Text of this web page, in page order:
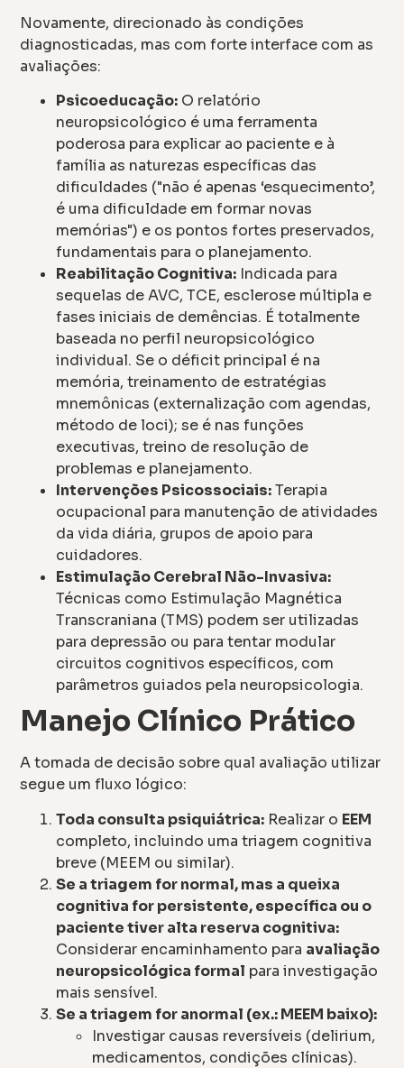
Novamente, direcionado às condições
diagnosticadas, mas com forte interface com as
avaliações:
Psicoeducação: O relatório
neuropsicológico é uma ferramenta
poderosa para explicar ao paciente e à
família as naturezas específicas das
dificuldades ("não é apenas ‘esquecimento’,
é uma dificuldade em formar novas
memórias") e os pontos fortes preservados,
fundamentais para o planejamento.
Reabilitação Cognitiva: Indicada para
sequelas de AVC, TCE, esclerose múltipla e
fases iniciais de demências. É totalmente
baseada no perfil neuropsicológico
individual. Se o déficit principal é na
memória, treinamento de estratégias
mnemônicas (externalização com agendas,
método de loci); se é nas funções
executivas, treino de resolução de
problemas e planejamento.
Intervenções Psicossociais:Terapia
ocupacional para manutenção de atividades
da vida diária, grupos de apoio para
cuidadores.
Estimulação Cerebral Não-Invasiva:
Técnicas como Estimulação Magnética
Transcraniana (TMS) podem ser utilizadas
para depressão ou para tentar modular
circuitos cognitivos específicos, com
parâmetros guiados pela neuropsicologia.
Manejo Clínico Prático
A tomada de decisão sobre qual avaliação utilizar
segue um fluxo lógico:
Toda consulta psiquiátrica: Realizar o EEM
completo, incluindo uma triagem cognitiva
breve (MEEM ou similar).
Se a triagem for normal, mas a queixa
cognitiva for persistente, específica ou o
paciente tiver alta reserva cognitiva:
Considerar encaminhamento para avaliação
neuropsicológica formal para investigação
mais sensível.
Se a triagem for anormal (ex.: MEEM baixo):
Investigar causas reversíveis (delirium,
medicamentos, condições clínicas).